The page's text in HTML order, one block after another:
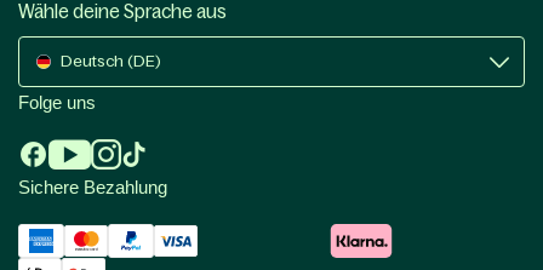
Wähle deine Sprache aus
Deutsch (DE)
Folge uns
Sichere Bezahlung